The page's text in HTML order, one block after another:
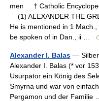
men † Catholic
(1) ALEXANDER THE
He is mentioned in 1
be spoken of in Dan., ii …
Alexander I. Balas —
Alexander I. Balas (* vor
Usurpator ein König des
Smyrna und war von
Pergamon und der Familie